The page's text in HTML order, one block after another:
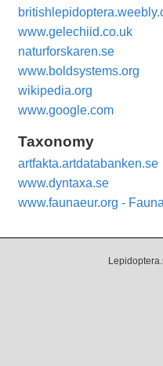
www.gelechiid.co.uk
naturforskaren.se
www.boldsystems.org
wikipedia.org
www.google.com
Taxonomy
artfakta.artdatabanken.se
www.dyntaxa.se
www.faunaeur.org -